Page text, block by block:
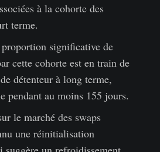
à la cohorte des
terme.
significative de
cette cohorte est en train de
détenteur à long terme,
pendant au moins 155 jours.
le marché des swaps
une réinitialisation